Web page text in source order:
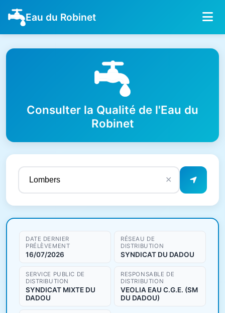
Eau du Robinet
Consulter la Qualité de l'Eau du
Robinet
✕
Résultats de qualité de l'eau
DATE DERNIER
PRÉLÈVEMENT
16/07/2026
RÉSEAU DE
DISTRIBUTION
SYNDICAT DU DADOU
SERVICE PUBLIC DE
DISTRIBUTION
SYNDICAT MIXTE DU
DADOU
RESPONSABLE DE
DISTRIBUTION
VEOLIA EAU C.G.E. (SM
DU DADOU)